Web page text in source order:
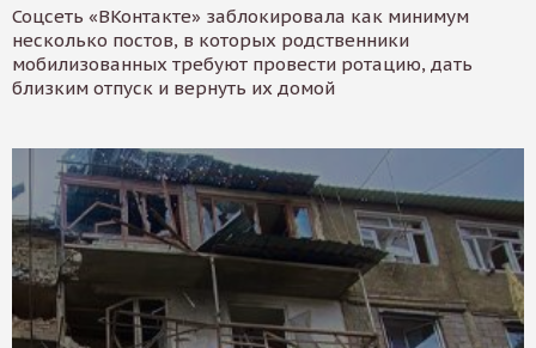
Соцсеть «ВКонтакте» заблокировала как минимум
несколько постов, в которых родственники
мобилизованных требуют провести ротацию, дать
близким отпуск и вернуть их домой